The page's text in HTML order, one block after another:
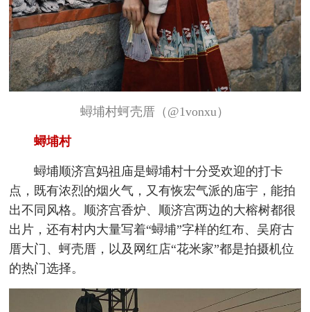
蟳埔村蚵壳厝（@1vonxu）
蟳埔村
蟳埔顺济宫妈祖庙是蟳埔村十分受欢迎的打卡
点，既有浓烈的烟火气，又有恢宏气派的庙宇，能拍
出不同风格。顺济宫香炉、顺济宫两边的大榕树都很
出片，还有村内大量写着“蟳埔”字样的红布、吴府古
厝大门、蚵壳厝，以及网红店“花米家”都是拍摄机位
的热门选择。